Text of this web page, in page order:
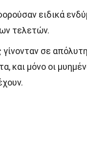
ειδικά
τελετών.
γίνονταν σε απόλυτη
και μόνο οι